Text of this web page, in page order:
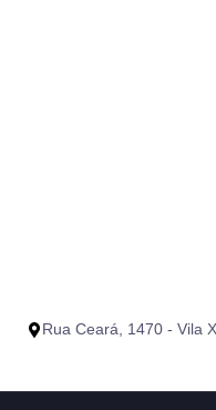
Rua Ceará, 1470 - Vila